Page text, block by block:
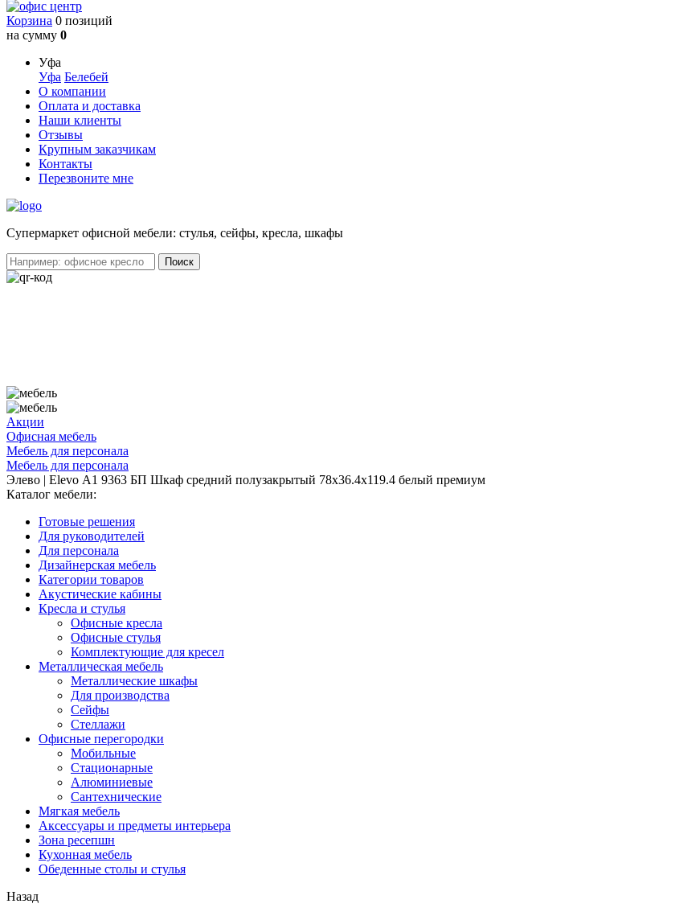
Корзина 0 позиций
на сумму 0
Уфа
Уфа Белебей
О компании
Оплата и доставка
Наши клиенты
Отзывы
Крупным заказчикам
Контакты
Перезвоните мне
Cупермаркет офисной мебели: стулья, сейфы, кресла, шкафы
Акции
Офисная мебель
Мебель для персонала
Мебель для персонала
Элево | Elevo А1 9363 БП Шкаф средний полузакрытый 78х36.4х119.4 белый премиум
Каталог мебели:
Готовые решения
Для руководителей
Для персонала
Дизайнерская мебель
Категории товаров
Акустические кабины
Кресла и стулья
Офисные кресла
Офисные стулья
Комплектующие для кресел
Металлическая мебель
Металлические шкафы
Для производства
Сейфы
Стеллажи
Офисные перегородки
Мобильные
Стационарные
Алюминиевые
Сантехнические
Мягкая мебель
Аксессуары и предметы интерьера
Зона ресепшн
Кухонная мебель
Обеденные столы и стулья
Назад